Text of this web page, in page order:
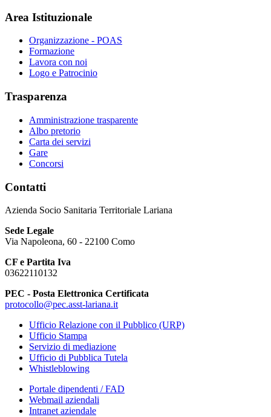
Area Istituzionale
Organizzazione - POAS
Formazione
Lavora con noi
Logo e Patrocinio
Trasparenza
Amministrazione trasparente
Albo pretorio
Carta dei servizi
Gare
Concorsi
Contatti
Azienda Socio Sanitaria Territoriale Lariana
Sede Legale
Via Napoleona, 60 - 22100 Como
CF e Partita Iva
03622110132
PEC - Posta Elettronica Certificata
protocollo@pec.asst-lariana.it
Ufficio Relazione con il Pubblico (URP)
Ufficio Stampa
Servizio di mediazione
Ufficio di Pubblica Tutela
Whistleblowing
Portale dipendenti / FAD
Webmail aziendali
Intranet aziendale